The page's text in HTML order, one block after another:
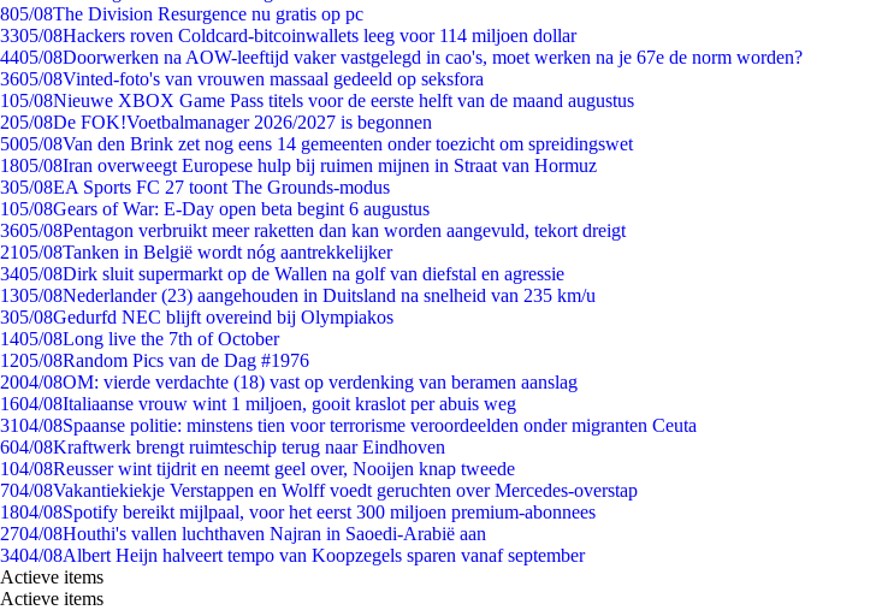
805/08The Division Resurgence nu gratis op pc
3305/08Hackers roven Coldcard-bitcoinwallets leeg voor 114 miljoen dollar
4405/08Doorwerken na AOW-leeftijd vaker vastgelegd in cao's, moet werken na je 67e de norm worden?
3605/08Vinted-foto's van vrouwen massaal gedeeld op seksfora
105/08Nieuwe XBOX Game Pass titels voor de eerste helft van de maand augustus
205/08De FOK!Voetbalmanager 2026/2027 is begonnen
5005/08Van den Brink zet nog eens 14 gemeenten onder toezicht om spreidingswet
1805/08Iran overweegt Europese hulp bij ruimen mijnen in Straat van Hormuz
305/08EA Sports FC 27 toont The Grounds-modus
105/08Gears of War: E-Day open beta begint 6 augustus
3605/08Pentagon verbruikt meer raketten dan kan worden aangevuld, tekort dreigt
2105/08Tanken in België wordt nóg aantrekkelijker
3405/08Dirk sluit supermarkt op de Wallen na golf van diefstal en agressie
1305/08Nederlander (23) aangehouden in Duitsland na snelheid van 235 km/u
305/08Gedurfd NEC blijft overeind bij Olympiakos
1405/08Long live the 7th of October
1205/08Random Pics van de Dag #1976
2004/08OM: vierde verdachte (18) vast op verdenking van beramen aanslag
1604/08Italiaanse vrouw wint 1 miljoen, gooit kraslot per abuis weg
3104/08Spaanse politie: minstens tien voor terrorisme veroordeelden onder migranten Ceuta
604/08Kraftwerk brengt ruimteschip terug naar Eindhoven
104/08Reusser wint tijdrit en neemt geel over, Nooijen knap tweede
704/08Vakantiekiekje Verstappen en Wolff voedt geruchten over Mercedes-overstap
1804/08Spotify bereikt mijlpaal, voor het eerst 300 miljoen premium-abonnees
2704/08Houthi's vallen luchthaven Najran in Saoedi-Arabië aan
3404/08Albert Heijn halveert tempo van Koopzegels sparen vanaf september
Actieve items
Actieve items